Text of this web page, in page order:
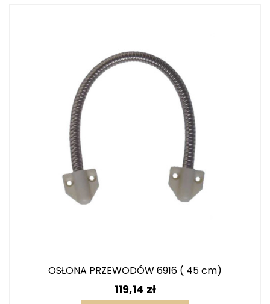
OSŁONA PRZEWODÓW 6916 ( 45 cm)
Cena
119,14 zł